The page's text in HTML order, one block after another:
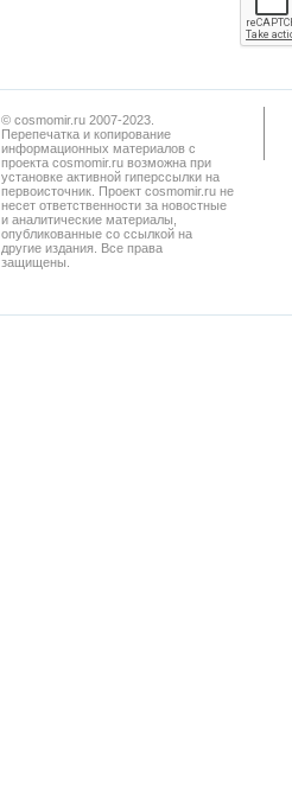
© cosmomir.ru 2007-2023.
Перепечатка и копирование
информационных материалов с
проекта cosmomir.ru возможна при
установке активной гиперссылки на
первоисточник. Проект cosmomir.ru не
несет ответственности за новостные
и аналитические материалы,
опубликованные со ссылкой на
другие издания. Все права
защищены.